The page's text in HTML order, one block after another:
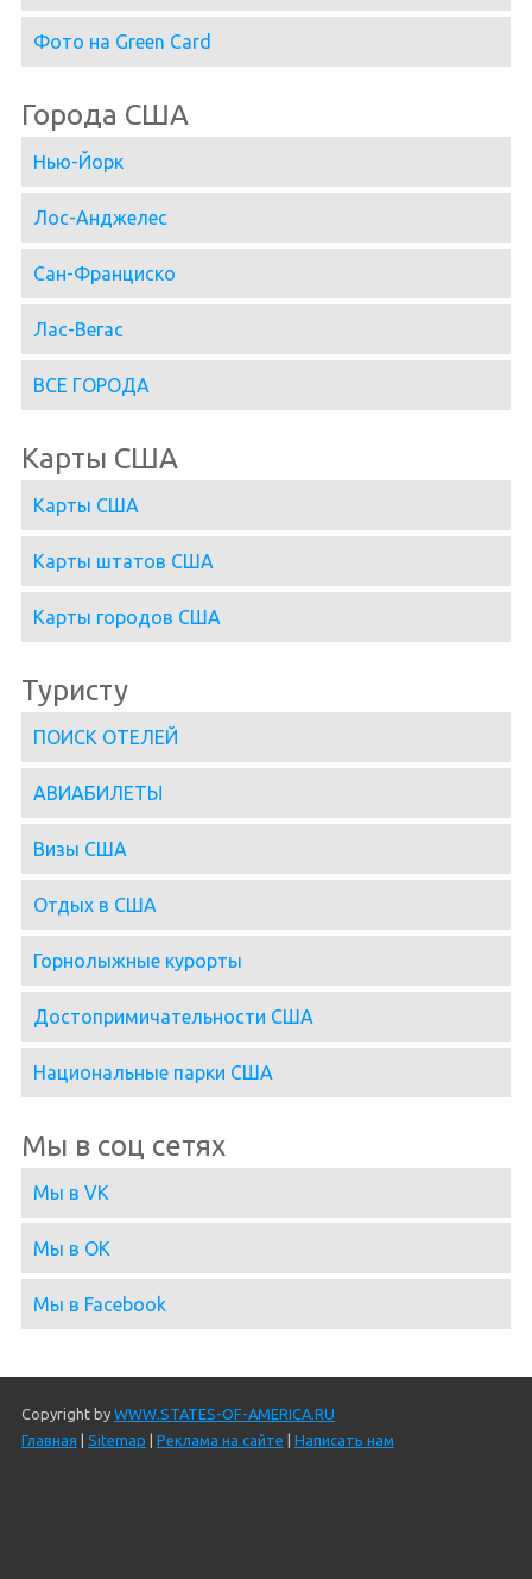
Фото на Green Card
Города США
Нью-Йорк
Лос-Анджелес
Сан-Франциско
Лас-Вегас
ВСЕ ГОРОДА
Карты США
Карты США
Карты штатов США
Карты городов США
Туристу
ПОИСК ОТЕЛЕЙ
АВИАБИЛЕТЫ
Визы США
Отдых в США
Горнолыжные курорты
Достопримичательности США
Национальные парки США
Мы в соц сетях
Мы в VK
Мы в OK
Мы в Facebook
Copyright by WWW.STATES-OF-AMERICA.RU
Главная
Sitemap Реклама на сайте Написать нам